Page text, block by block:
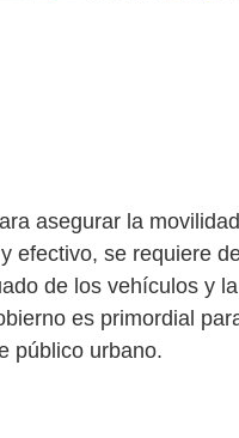
asegurar la
efectivo, se requiere
de los vehículos y
es primordial
público urbano.